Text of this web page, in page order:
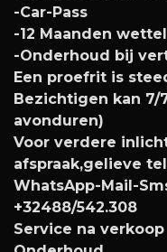
-Car-Pass
-12 Maanden
-Onderhoud bij
Een proefrit is
Bezichtigen kan 7/
avonduren)
Voor verdere
afspraak,gelieve
WhatsApp-Mail-
+32488/542.308
Service na verkoop